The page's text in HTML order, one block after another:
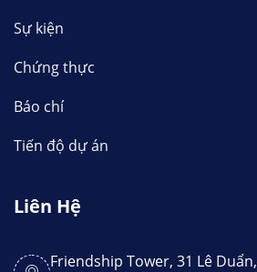
Sự kiện
Chứng thực
Báo chí
Tiến độ dự án
Liên Hệ
Friendship Tower, 31 Lê Duẩn,